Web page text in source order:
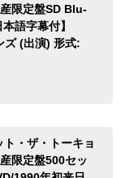
限定盤SD Blu-
本語字幕付】
ズ (出演) 形式:
・ザ・トーキョ
限定盤500セッ